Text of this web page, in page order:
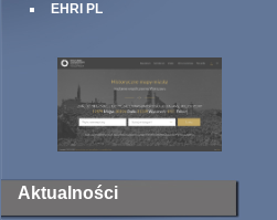
EHRI PL
Aktualności